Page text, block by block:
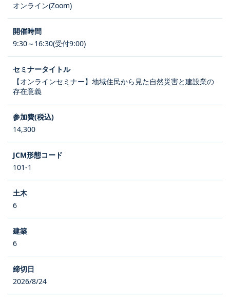
オンライン(Zoom)
9:30～16:30(受付9:00)
【オンラインセミナー】地域住民から見た自然災害と建設業の
存在意義
14,300
101-1
6
6
2026/8/24